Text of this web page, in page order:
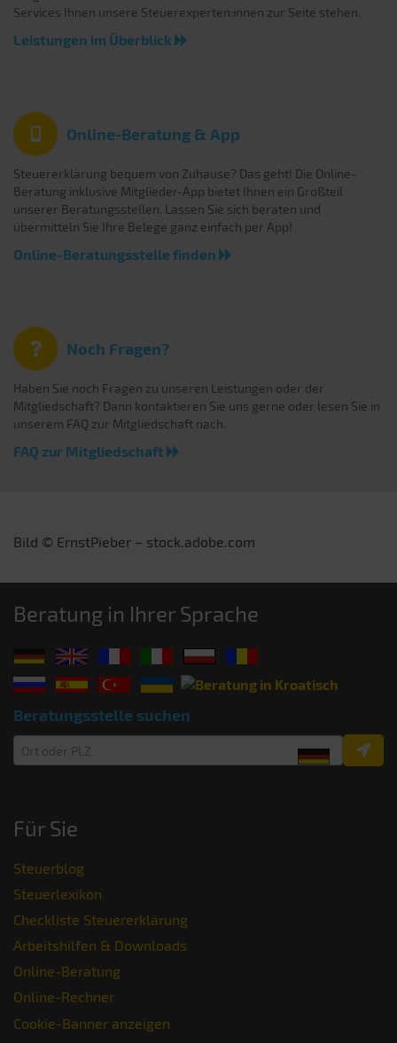
Services Ihnen unsere Steuerexperten:innen zur Seite stehen.
Leistungen im Überblick
Online-Beratung & App
Steuererklärung bequem von Zuhause? Das geht! Die Online-
Beratung inklusive Mitglieder-App bietet Ihnen ein Großteil
unserer Beratungsstellen. Lassen Sie sich beraten und
übermitteln Sie Ihre Belege ganz einfach per App!
Online-Beratungsstelle finden
Noch Fragen?
Haben Sie noch Fragen zu unseren Leistungen oder der
Mitgliedschaft? Dann kontaktieren Sie uns gerne oder lesen Sie in
unserem FAQ zur Mitgliedschaft nach.
FAQ zur Mitgliedschaft
Bild © ErnstPieber – stock.adobe.com
Beratung in Ihrer Sprache
Beratungsstelle suchen
Für Sie
Steuerblog
Steuerlexikon
Checkliste Steuererklärung
Arbeitshilfen & Downloads
Online-Beratung
Online-Rechner
Cookie-Banner anzeigen